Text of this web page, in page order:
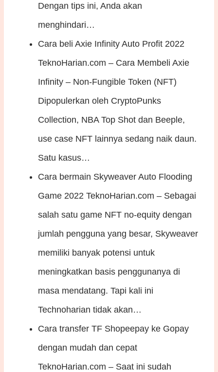
Dengan tips ini, Anda akan
menghindari…
Cara beli Axie Infinity Auto Profit 2022
TeknoHarian.com – Cara Membeli Axie
Infinity – Non-Fungible Token (NFT)
Dipopulerkan oleh CryptoPunks
Collection, NBA Top Shot dan Beeple,
use case NFT lainnya sedang naik daun.
Satu kasus…
Cara bermain Skyweaver Auto Flooding
Game 2022 TeknoHarian.com – Sebagai
salah satu game NFT no-equity dengan
jumlah pengguna yang besar, Skyweaver
memiliki banyak potensi untuk
meningkatkan basis penggunanya di
masa mendatang. Tapi kali ini
Technoharian tidak akan…
Cara transfer TF Shopeepay ke Gopay
dengan mudah dan cepat
TeknoHarian.com – Saat ini sudah